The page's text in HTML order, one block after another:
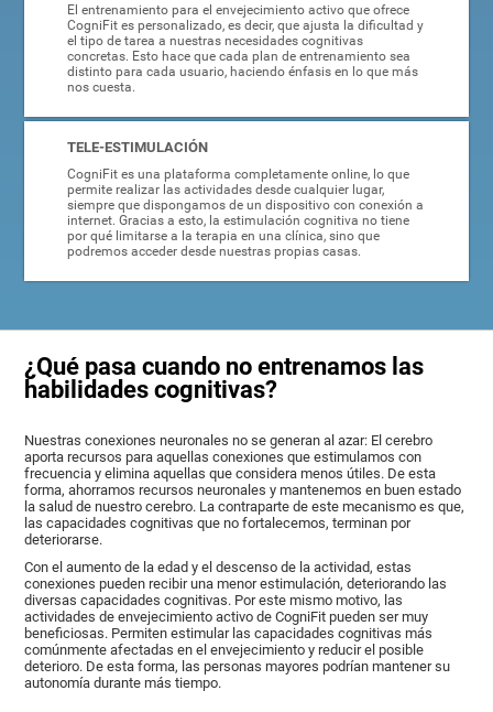
El entrenamiento para el envejecimiento activo que ofrece
CogniFit es personalizado, es decir, que ajusta la dificultad y
el tipo de tarea a nuestras necesidades cognitivas
concretas. Esto hace que cada plan de entrenamiento sea
distinto para cada usuario, haciendo énfasis en lo que más
nos cuesta.
TELE-ESTIMULACIÓN
CogniFit es una plataforma completamente online, lo que
permite realizar las actividades desde cualquier lugar,
siempre que dispongamos de un dispositivo con conexión a
internet. Gracias a esto, la estimulación cognitiva no tiene
por qué limitarse a la terapia en una clínica, sino que
podremos acceder desde nuestras propias casas.
¿Qué pasa cuando no entrenamos las
habilidades cognitivas?
Nuestras conexiones neuronales no se generan al azar: El cerebro
aporta recursos para aquellas conexiones que estimulamos con
frecuencia y elimina aquellas que considera menos útiles. De esta
forma, ahorramos recursos neuronales y mantenemos en buen estado
la salud de nuestro cerebro. La contraparte de este mecanismo es que,
las capacidades cognitivas que no fortalecemos, terminan por
deteriorarse.
Con el aumento de la edad y el descenso de la actividad, estas
conexiones pueden recibir una menor estimulación, deteriorando las
diversas capacidades cognitivas. Por este mismo motivo, las
actividades de envejecimiento activo de CogniFit pueden ser muy
beneficiosas. Permiten estimular las capacidades cognitivas más
comúnmente afectadas en el envejecimiento y reducir el posible
deterioro. De esta forma, las personas mayores podrían mantener su
autonomía durante más tiempo.